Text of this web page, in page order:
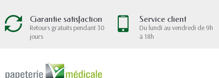
Garantie satisfaction
Retours gratuits pendant 30
jours
Service client
Du lundi au vendredi de 9h
à 18h